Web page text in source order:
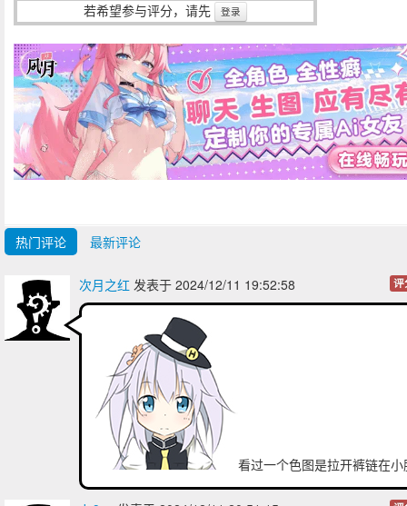
若希望参与评分，请先
登录
热门评论 最新评论
次月之红 发表于 2024/12/11 19:52:58 评
看过一个色图是拉开裤链在小